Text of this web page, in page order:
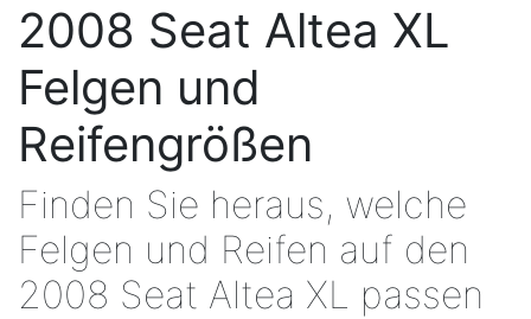
2008 Seat Altea XL
Felgen und
Reifengrößen
Finden Sie heraus, welche
Felgen und Reifen auf den
2008 Seat Altea XL passen